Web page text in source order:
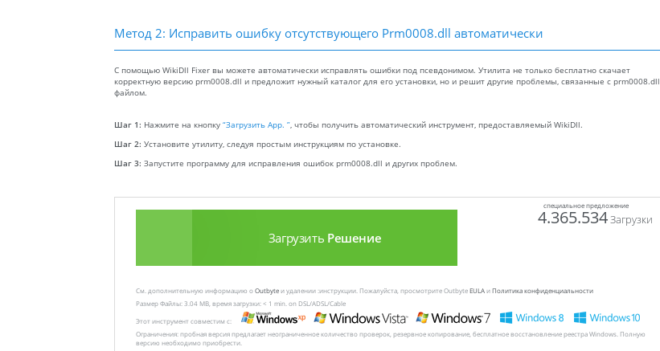
Метод 2: Исправить ошибку отсутствующего Prm0008.dll автоматически
С помощью WikiDll Fixer вы можете автоматически исправлять ошибки под псевдонимом. Утилита не только бесплатно скачает
корректную версию prm0008.dll и предложит нужный каталог для его установки, но и решит другие проблемы, связанные с prm0008.dll
файлом.
Шаг 1: Нажмите на кнопку “Загрузить App. ”, чтобы получить автоматический инструмент, предоставляемый WikiDll.
Шаг 2: Установите утилиту, следуя простым инструкциям по установке.
Шаг 3: Запустите программу для исправления ошибок prm0008.dll и других проблем.
специальное предложение
Загрузить Решение
4.365.534Загрузки
См. дополнительную информацию оOutbyteи удалении :инструкции. Пожалуйста, просмотрите OutbyteEULAиПолитика конфиденциальности
Размер Файлы: 3.04 MB, время загрузки: < 1 min. on DSL/ADSL/Cable
Этот инструмент совместим с:
Ограничения: пробная версия предлагает неограниченное количество проверок, резервное копирование, бесплатное восстановление реестра Windows. Полную
версию необходимо приобрести.